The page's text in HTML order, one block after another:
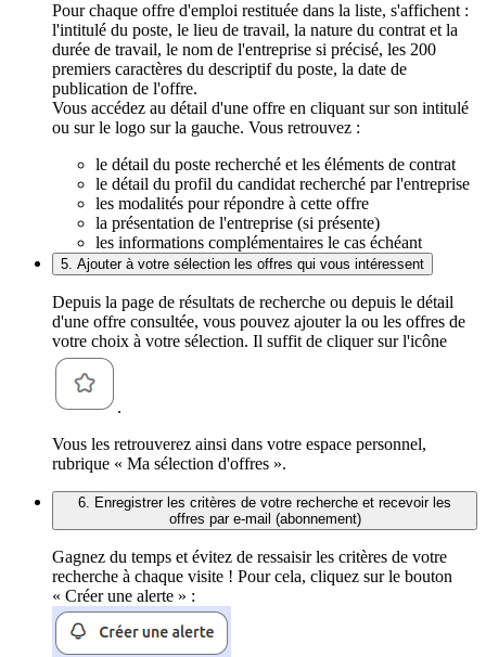
Pour chaque offre d'emploi restituée dans la liste, s'affichent :
l'intitulé du poste, le lieu de travail, la nature du contrat et la
durée de travail, le nom de l'entreprise si précisé, les 200
premiers caractères du descriptif du poste, la date de
publication de l'offre.
Vous accédez au détail d'une offre en cliquant sur son intitulé
ou sur le logo sur la gauche. Vous retrouvez :
le détail du poste recherché et les éléments de contrat
le détail du profil du candidat recherché par l'entreprise
les modalités pour répondre à cette offre
la présentation de l'entreprise (si présente)
les informations complémentaires le cas échéant
5. Ajouter à votre sélection les offres qui vous intéressent
Depuis la page de résultats de recherche ou depuis le détail
d'une offre consultée, vous pouvez ajouter la ou les offres de
votre choix à votre sélection. Il suffit de cliquer sur l'icône
.
Vous les retrouverez ainsi dans votre espace personnel,
rubrique « Ma sélection d'offres ».
6. Enregistrer les critères de votre recherche et recevoir les
offres par e-mail (abonnement)
Gagnez du temps et évitez de ressaisir les critères de votre
recherche à chaque visite ! Pour cela, cliquez sur le bouton
« Créer une alerte » :